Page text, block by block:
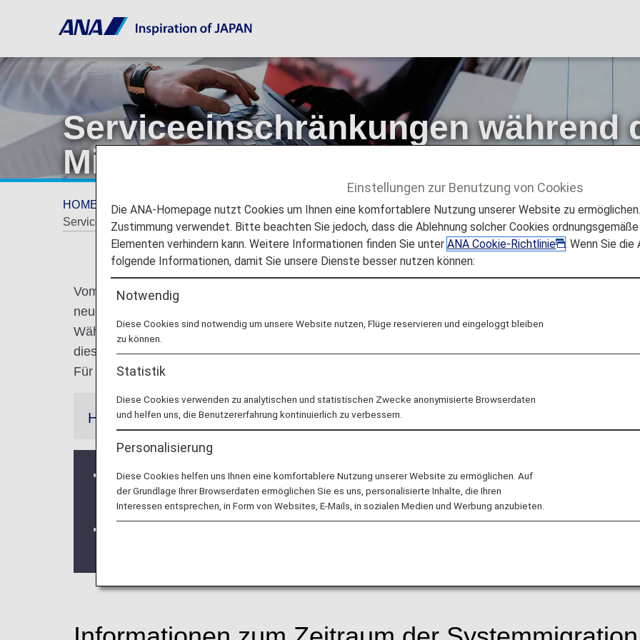
Serviceeinschränkungen während
Migration
HOME Planen und Buchen Neues Reiseerlebnis
Es wird neue Regeln für Reservierungen und
Serviceeinschränkungen während der System-Migration
Vom 19. Mai 2026 bis zum 9. Juni 2026 (geplant) werden die innerjapanischen und internationalen
neues System integriert.
Während der System-Migration wird an einigen Flughäfen das alte System verwendet, während
diesem Grund sind bestimmte Services für innerjapanische Flüge eingeschränkt.
Für die entstandenen Unannehmlichkeiten möchten wir uns vielmals entschuldigen.
Hinweis
Der Zeitplan für die Systemmigration wurde teilweise aktualisiert. Weitere Informationen finden
Systemmigration“.
Einstellungen zur Benutzung von Cookies
Die ANA-Homepage nutzt Cookies um Ihnen eine komfortablere Nutzung unserer Website zu
Zustimmung verwendet. Bitte beachten Sie jedoch, dass die Ablehnung solcher Cookies
Elementen verhindern kann. Weitere Informationen finden Sie unterANA Cookie-Richtlinie
. Wenn Sie
folgende Informationen, damit Sie unsere Dienste besser nutzen können:
Notwendig
Diese Cookies sind notwendig um unsere Website nutzen, Flüge reservieren und eingeloggt bleiben
zu können.
Statistik
Diese Cookies verwenden zu analytischen und statistischen Zwecke anonymisierte Browserdaten
und helfen uns, die Benutzererfahrung kontinuierlich zu verbessern.
Personalisierung
Diese Cookies helfen uns Ihnen eine komfortablere Nutzung unserer Website zu ermöglichen. Auf
der Grundlage Ihrer Browserdaten ermöglichen Sie es uns, personalisierte Inhalte, die Ihren
Interessen entsprechen, in Form von Websites, E-Mails, in sozialen Medien und Werbung anzubieten.